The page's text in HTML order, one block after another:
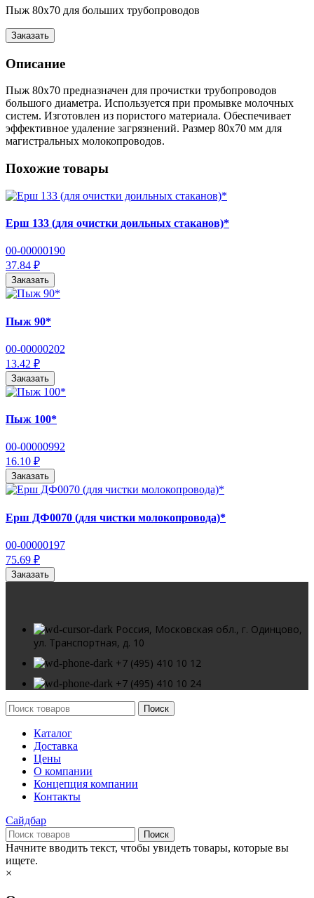
Пыж 80х70 для больших трубопроводов
Заказать
Описание
Пыж 80х70 предназначен для прочистки трубопроводов
большого диаметра. Используется при промывке молочных
систем. Изготовлен из пористого материала. Обеспечивает
эффективное удаление загрязнений. Размер 80х70 мм для
магистральных молокопроводов.
Похожие товары
Ерш 133 (для очистки доильных стаканов)*
00-00000190
37.84 ₽
Заказать
Пыж 90*
00-00000202
13.42 ₽
Заказать
Пыж 100*
00-00000992
16.10 ₽
Заказать
Ерш ДФ0070 (для чистки молокопровода)*
00-00000197
75.69 ₽
Заказать
Россия, Московская обл., г. Одинцово,
ул. Транспортная, д. 10
+7 (495) 410 10 12
+7 (495) 410 10 24
Поиск
Каталог
Доставка
Цены
О компании
Концепция компании
Контакты
Сайдбар
Поиск
Начните вводить текст, чтобы увидеть товары, которые вы
ищете.
×